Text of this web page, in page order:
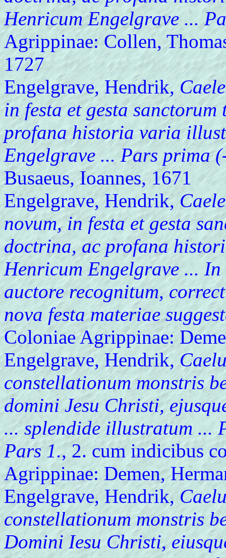
Henricum Engelgrave ...
Agrippinae: Collen,
1727
Engelgrave, Hendrik,
in festa et gesta
profana historia varia
Engelgrave ... Pars prima
Busaeus, Ioannes, 1671
Engelgrave, Hendrik,
novum, in festa et gesta
doctrina, ac profana
Henricum Engelgrave ...
auctore recognitum,
nova festa materiae
Coloniae Agrippinae:
Engelgrave, Hendrik,
constellationum monstris
domini Jesu Christi,
... splendide illustratum ...
Pars 1., 2. cum indicibus
Agrippinae: Demen,
Engelgrave, Hendrik,
constellationum monstris
Domini Iesu Christi,